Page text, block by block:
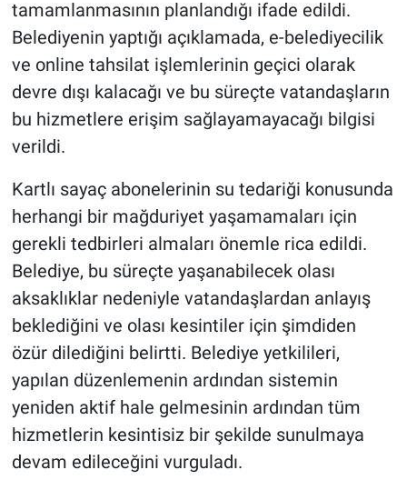
tamamlanmasının planlandığı ifade edildi.
Belediyenin yaptığı açıklamada, e-belediyecilik
ve online tahsilat işlemlerinin geçici olarak
devre dışı kalacağı ve bu süreçte vatandaşların
bu hizmetlere erişim sağlayamayacağı bilgisi
verildi.
Kartlı sayaç abonelerinin su tedariği konusunda
herhangi bir mağduriyet yaşamamaları için
gerekli tedbirleri almaları önemle rica edildi.
Belediye, bu süreçte yaşanabilecek olası
aksaklıklar nedeniyle vatandaşlardan anlayış
beklediğini ve olası kesintiler için şimdiden
özür dilediğini belirtti. Belediye yetkilileri,
yapılan düzenlemenin ardından sistemin
yeniden aktif hale gelmesinin ardından tüm
hizmetlerin kesintisiz bir şekilde sunulmaya
devam edileceğini vurguladı.